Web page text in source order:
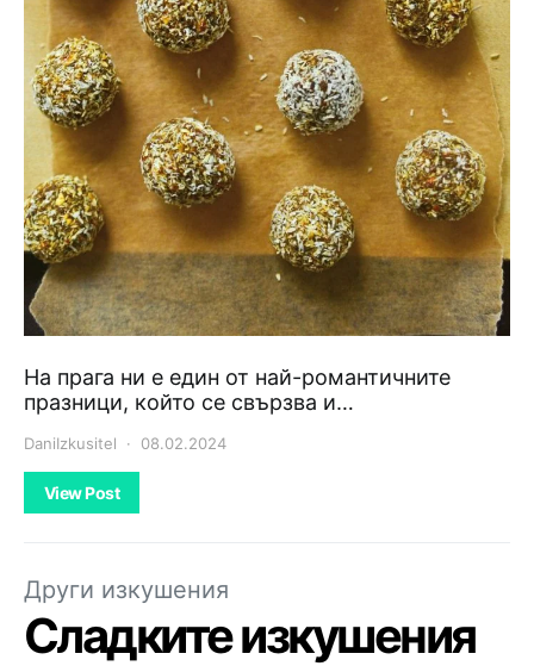
На прага ни е един от най-романтичните
празници, който се свързва и…
DaniIzkusitel 08.02.2024
View Post
Други изкушения
Сладките изкушения